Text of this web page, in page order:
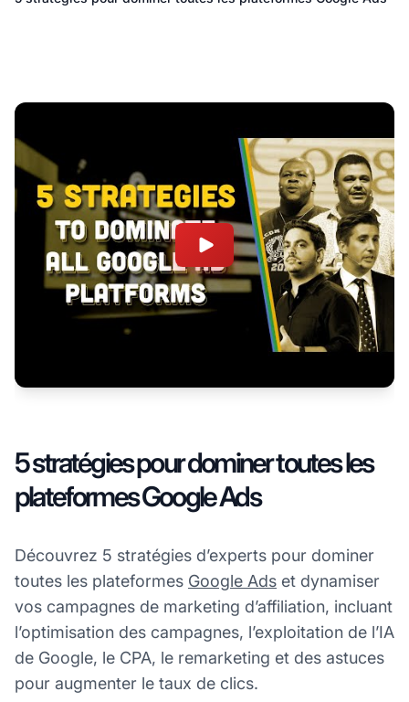
5 stratégies pour dominer toutes les
plateformes Google Ads
Découvrez 5 stratégies d’experts pour dominer
toutes les plateformes Google Ads et dynamiser
vos campagnes de marketing d’affiliation, incluant
l’optimisation des campagnes, l’exploitation de l’IA
de Google, le CPA, le remarketing et des astuces
pour augmenter le taux de clics.